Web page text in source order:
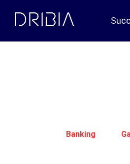
content
Banking